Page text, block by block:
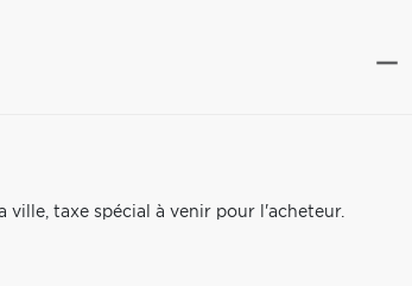
ville, taxe spécial à venir pour l'acheteur.